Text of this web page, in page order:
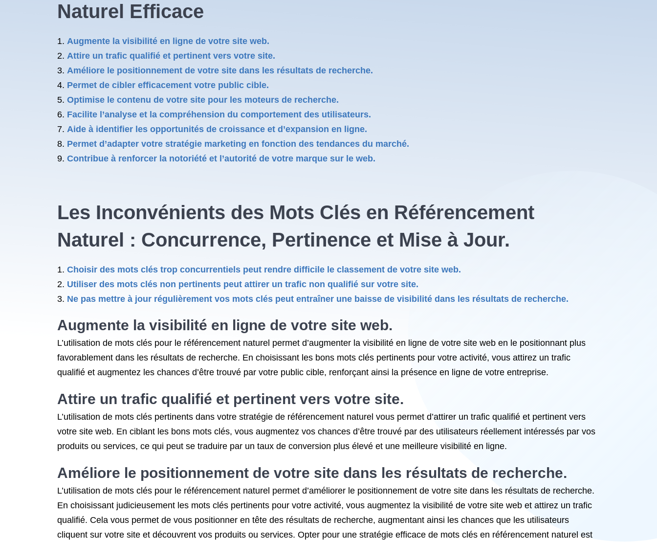
Naturel Efficace
Augmente la visibilité en ligne de votre site web.
Attire un trafic qualifié et pertinent vers votre site.
Améliore le positionnement de votre site dans les résultats de recherche.
Permet de cibler efficacement votre public cible.
Optimise le contenu de votre site pour les moteurs de recherche.
Facilite l’analyse et la compréhension du comportement des utilisateurs.
Aide à identifier les opportunités de croissance et d’expansion en ligne.
Permet d’adapter votre stratégie marketing en fonction des tendances du marché.
Contribue à renforcer la notoriété et l’autorité de votre marque sur le web.
Les Inconvénients des Mots Clés en Référencement
Naturel : Concurrence, Pertinence et Mise à Jour.
Choisir des mots clés trop concurrentiels peut rendre difficile le classement de votre site web.
Utiliser des mots clés non pertinents peut attirer un trafic non qualifié sur votre site.
Ne pas mettre à jour régulièrement vos mots clés peut entraîner une baisse de visibilité dans les résultats de recherche.
Augmente la visibilité en ligne de votre site web.
L’utilisation de mots clés pour le référencement naturel permet d’augmenter la visibilité en ligne de votre site web en le positionnant plus
favorablement dans les résultats de recherche. En choisissant les bons mots clés pertinents pour votre activité, vous attirez un trafic
qualifié et augmentez les chances d’être trouvé par votre public cible, renforçant ainsi la présence en ligne de votre entreprise.
Attire un trafic qualifié et pertinent vers votre site.
L’utilisation de mots clés pertinents dans votre stratégie de référencement naturel vous permet d’attirer un trafic qualifié et pertinent vers
votre site web. En ciblant les bons mots clés, vous augmentez vos chances d’être trouvé par des utilisateurs réellement intéressés par vos
produits ou services, ce qui peut se traduire par un taux de conversion plus élevé et une meilleure visibilité en ligne.
Améliore le positionnement de votre site dans les résultats de recherche.
L’utilisation de mots clés pour le référencement naturel permet d’améliorer le positionnement de votre site dans les résultats de recherche.
En choisissant judicieusement les mots clés pertinents pour votre activité, vous augmentez la visibilité de votre site web et attirez un trafic
qualifié. Cela vous permet de vous positionner en tête des résultats de recherche, augmentant ainsi les chances que les utilisateurs
cliquent sur votre site et découvrent vos produits ou services. Opter pour une stratégie efficace de mots clés en référencement naturel est